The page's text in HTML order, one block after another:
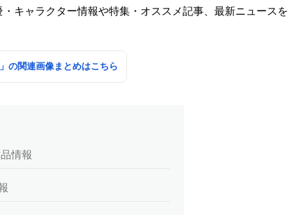
キャラクター情報や特集・オススメ記事、最新ニュースを
の関連画像まとめはこちら
情報